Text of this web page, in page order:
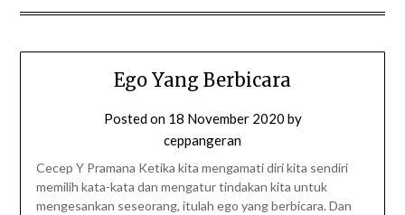
Ego Yang Berbicara
Posted on 18 November 2020 by
ceppangeran
Cecep Y Pramana Ketika kita mengamati diri kita sendiri
memilih kata-kata dan mengatur tindakan kita untuk
mengesankan seseorang, itulah ego yang berbicara. Dan